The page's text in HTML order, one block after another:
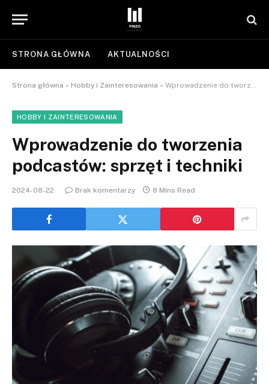
STRONA GŁÓWNA AKTUALNOŚCI
Strona główna » Hobby i Zainteresowania » Wprowadzenie do tworzenia podcastów: sprzęt i techniki
HOBBY I ZAINTERESOWANIA
Wprowadzenie do tworzenia
podcastów: sprzęt i techniki
2024-08-22 Brak komentarzy 8 Mins Read